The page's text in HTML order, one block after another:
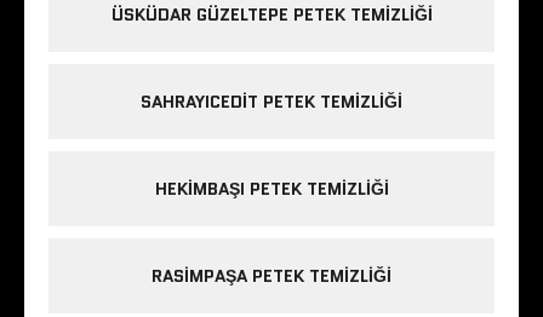
ÜSKÜDAR GÜZELTEPE PETEK TEMIZLIĞI
SAHRAYICEDIT PETEK TEMIZLIĞI
HEKIMBAŞI PETEK TEMIZLIĞI
RASIMPAŞA PETEK TEMIZLIĞI